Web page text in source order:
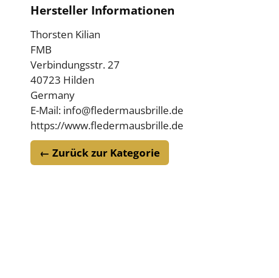
Hersteller Informationen
Thorsten Kilian
FMB
Verbindungsstr. 27
40723 Hilden
Germany
E-Mail: info@fledermausbrille.de
https://www.fledermausbrille.de
← Zurück zur Kategorie